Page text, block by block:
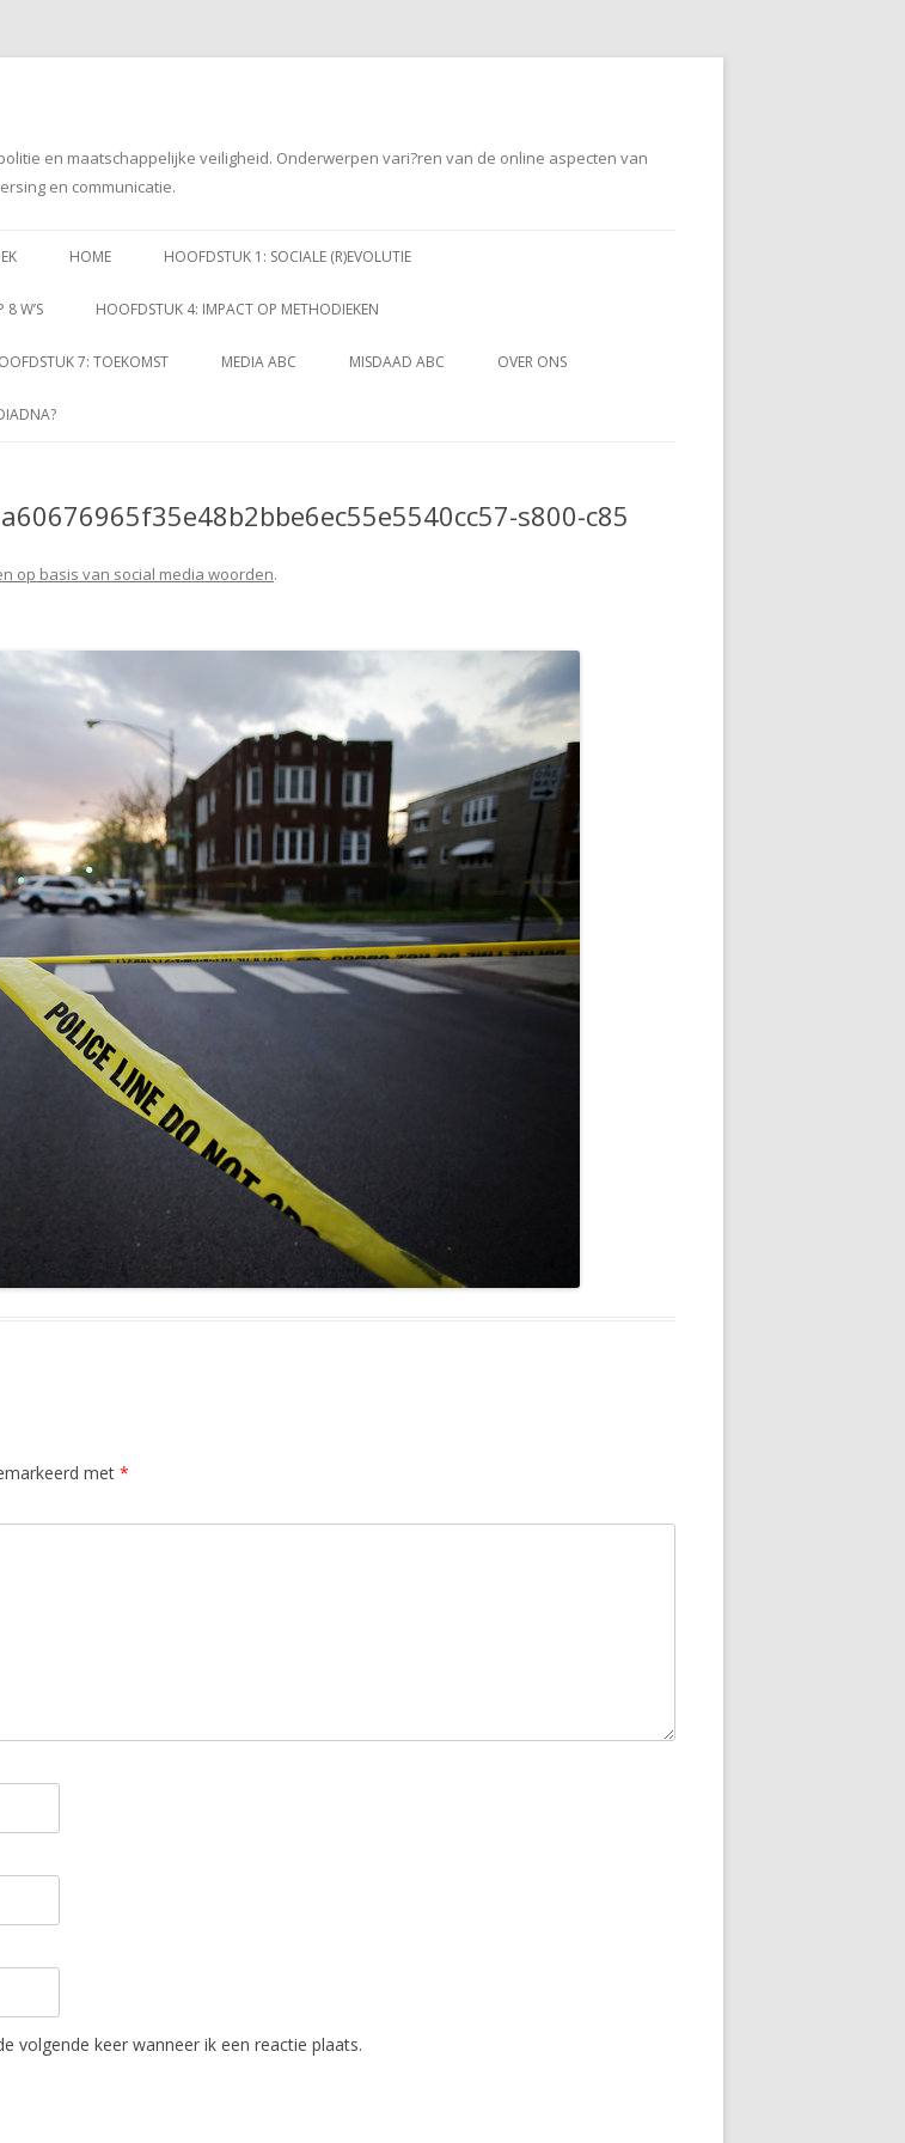
en maatschappelijke veiligheid. Onderwerpen vari?ren van de online aspecten van
en communicatie.
naar
HOME HOOFDSTUK 1: SOCIALE (R)EVOLUTIE
W’S HOOFDSTUK 4: IMPACT OP METHODIEKEN
7: TOEKOMST MEDIA ABC MISDAAD ABC OVER ONS
s800-c85
op basis van social media woorden.
met *
volgende keer wanneer ik een reactie plaats.